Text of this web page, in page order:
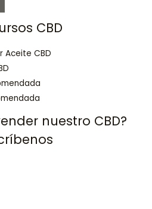
CBD
Aceite CBD
nuestro CBD?